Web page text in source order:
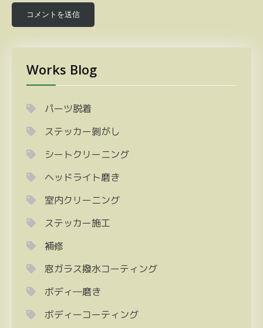
Works Blog
パーツ脱着
ステッカー剝がし
シートクリーニング
ヘッドライト磨き
室内クリーニング
ステッカー施工
補修
窓ガラス撥水コーティング
ボディ―磨き
ボディーコーティング